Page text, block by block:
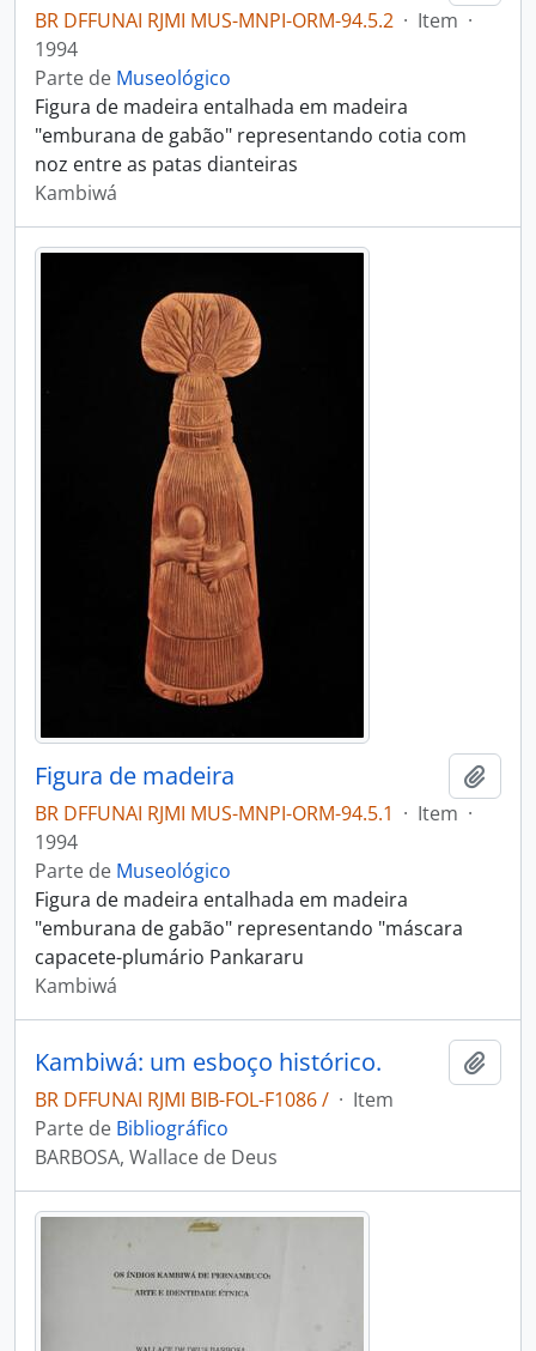
BR DFFUNAI RJMI MUS-MNPI-ORM-94.5.2 · Item ·
1994
Parte de Museológico
Figura de madeira entalhada em madeira
"emburana de gabão" representando cotia com
noz entre as patas dianteiras
Kambiwá
Figura de madeira
BR DFFUNAI RJMI MUS-MNPI-ORM-94.5.1 · Item ·
1994
Parte de Museológico
Figura de madeira entalhada em madeira
"emburana de gabão" representando "máscara
capacete-plumário Pankararu
Kambiwá
Kambiwá: um esboço histórico.
BR DFFUNAI RJMI BIB-FOL-F1086 / · Item
Parte de Bibliográfico
BARBOSA, Wallace de Deus